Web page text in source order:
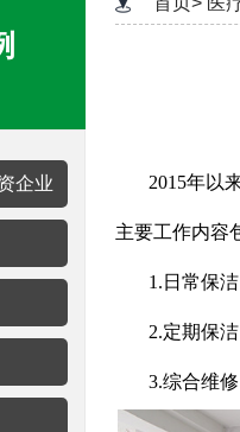
企业 2015年以
主要工作内容
1.日常保
2.定期保
3.综合维